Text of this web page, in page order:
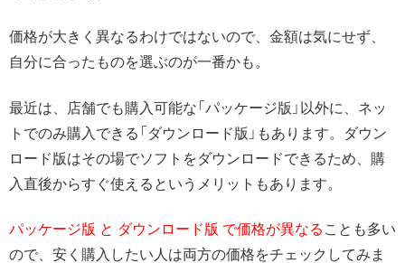
価格が大きく異なるわけではないので、金額は気にせず、
自分に合ったものを選ぶのが一番かも。
最近は、店舗でも購入可能な「パッケージ版」以外に、ネッ
トでのみ購入できる「ダウンロード版」もあります。ダウン
ロード版はその場でソフトをダウンロードできるため、購
入直後からすぐ使えるというメリットもあります。
パッケージ版 と ダウンロード版 で価格が異なる ことも多い
ので、安く購入したい人は両方の価格をチェックしてみま